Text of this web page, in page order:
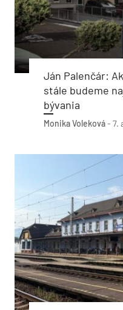
Ján Palenčár:
stále budeme
bývania
Monika Voleková- 7.